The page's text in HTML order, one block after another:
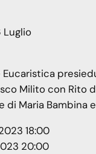
Luglio
Milito con Rito
di Maria Bambina
18:00
20:00